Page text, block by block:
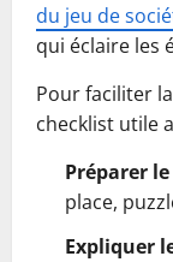
du jeu de
qui éclaire les
Pour faciliter
checklist utile
Préparer
place,
Expliquer